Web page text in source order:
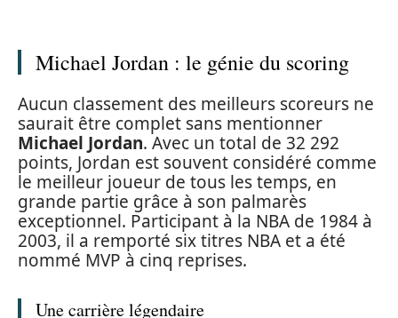
Michael Jordan : le génie du scoring
Aucun classement des meilleurs scoreurs ne
saurait être complet sans mentionner
Michael Jordan. Avec un total de 32 292
points, Jordan est souvent considéré comme
le meilleur joueur de tous les temps, en
grande partie grâce à son palmarès
exceptionnel. Participant à la NBA de 1984 à
2003, il a remporté six titres NBA et a été
nommé MVP à cinq reprises.
Une carrière légendaire